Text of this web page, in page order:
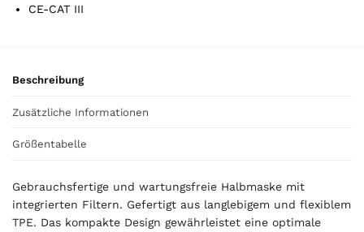
i
0
0
CE-CAT III
Beschreibung
Zusätzliche Informationen
Größentabelle
Gebrauchsfertige und wartungsfreie Halbmaske mit
integrierten Filtern. Gefertigt aus langlebigem und flexiblem
TPE. Das kompakte Design gewährleistet eine optimale